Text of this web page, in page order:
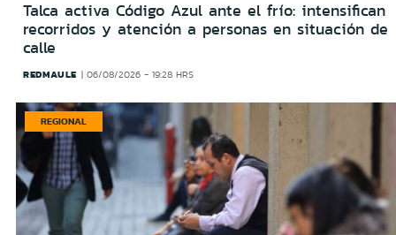
Talca activa Código Azul ante el frío: intensifican
recorridos y atención a personas en situación de
calle
REDMAULE 06/08/2026 - 19:28 HRS
REGIONAL